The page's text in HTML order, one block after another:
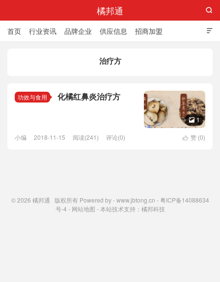
橘邦通

首页 行业资讯 品牌企业 供应信息 招商加盟

治疗方
功效与食用 化橘红鼻炎治疗方
 1
 赞 (0)
小编 2018-11-15 阅读(241) 评论(0)
© 2026 橘邦通 版权所有 Powered by -www.jbtong.cn -粤ICP备14088634
号-4 - 网站地图 - 本站技术支持： 橘邦科技